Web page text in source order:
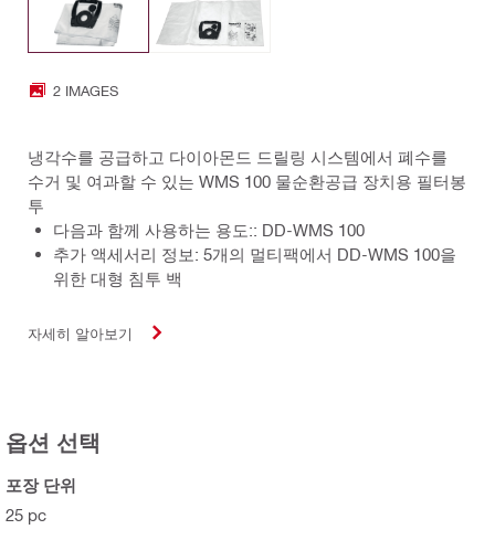
2 IMAGES
냉각수를 공급하고 다이아몬드 드릴링 시스템에서 폐수를
수거 및 여과할 수 있는 WMS 100 물순환공급 장치용 필터봉
투
다음과 함께 사용하는 용도:: DD-WMS 100
추가 액세서리 정보: 5개의 멀티팩에서 DD-WMS 100을
위한 대형 침투 백
자세히 알아보기
옵션 선택
포장 단위
25 pc